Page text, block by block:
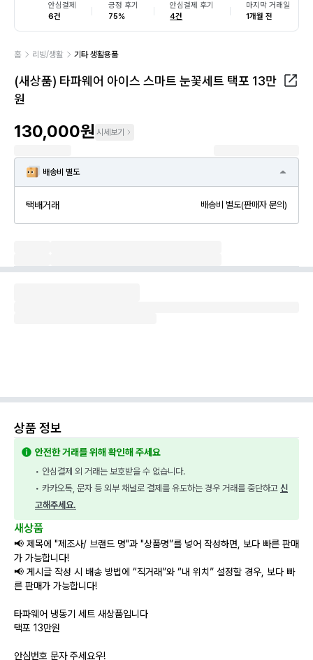
안심결제
6건
긍정 후기
75%
안심결제 후기
4건
마지막 거래일
1개월 전
홈 리빙/생활 기타 생활용품
(새상품) 타파웨어 아이스 스마트 눈꽃세트 택포 13만
원
130,000원 시세보기
배송비 별도
택배거래 배송비 별도(판매자 문의)
상품 정보
안전한 거래를 위해 확인해 주세요
• 안심결제 외 거래는 보호받을 수 없습니다.
• 카카오톡, 문자 등 외부 채널로 결제를 유도하는 경우 거래를 중단하고 신
고해주세요.
새상품
📢 제목에 "제조사/ 브랜드 명"과 "상품명”를 넣어 작성하면, 보다 빠른 판매
가 가능합니다!
📢 게시글 작성 시 배송 방법에 “직거래”와 “내 위치” 설정할 경우, 보다 빠
른 판매가 가능합니다!
타파웨어 냉동기 세트 새상품입니다
택포 13만원
안심번호 문자 주세요우!